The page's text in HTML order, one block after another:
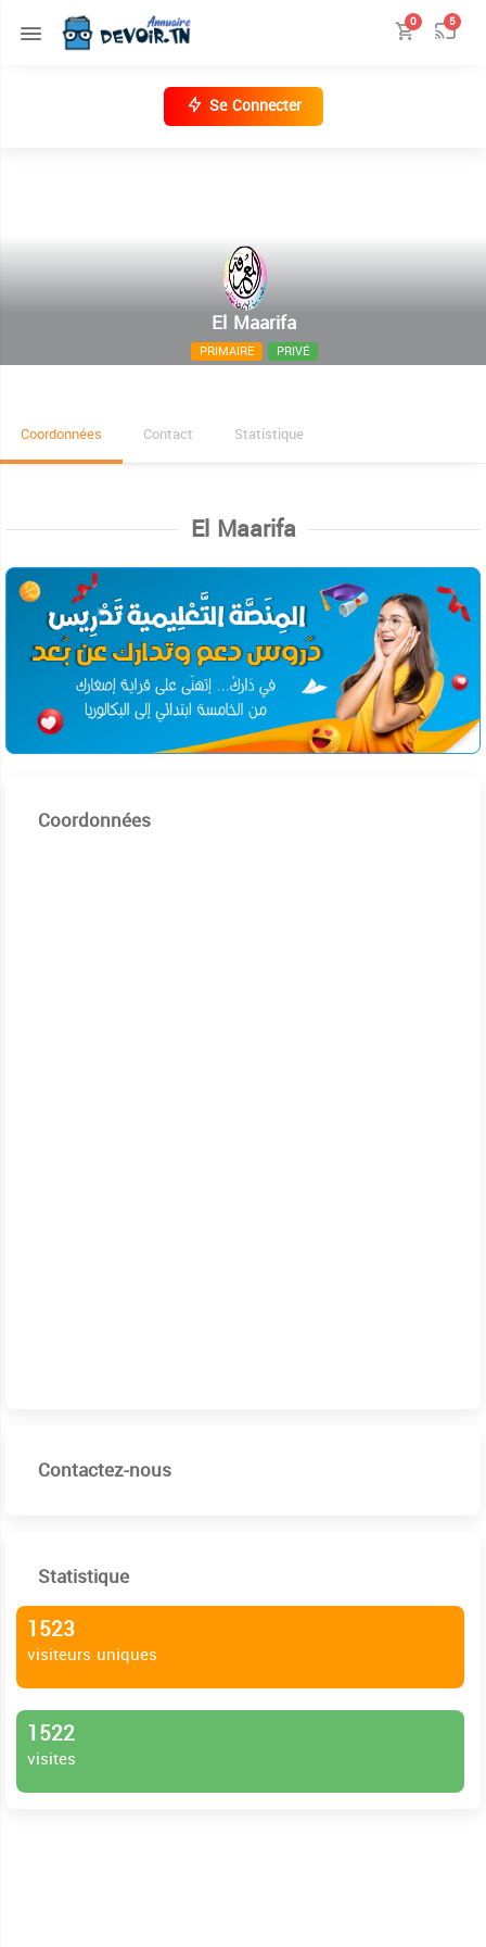
0 5
Se Connecter
El Maarifa
PRIMAIRE PRIVÉ
2 rue d'Oran, 4070 Msaken Sousse
Coordonnées Contact Statistique
El Maarifa
Coordonnées
Contactez-nous
Statistique
1523
visiteurs uniques
1522
visites